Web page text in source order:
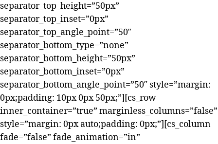
separator_top_height=”50px”
separator_top_inset=”0px”
separator_top_angle_point=”50″
separator_bottom_type=”none”
separator_bottom_height=”50px”
separator_bottom_inset=”0px”
separator_bottom_angle_point=”50″ style=”margin:
0px;padding: 10px 0px 50px;”][cs_row
inner_container=”true” marginless_columns=”false”
style=”margin: 0px auto;padding: 0px;”][cs_column
fade=”false” fade_animation=”in”